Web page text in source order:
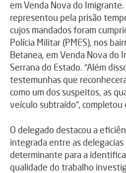
em Venda Nova do Imigrante.
representou pela prisão
cujos mandados foram
Polícia Militar (PMES), nos
Betanea, em Venda Nova do
Serrana do Estado. “Além
testemunhas que
como um dos suspeitos, as
veículo subtraído”, completou
O delegado destacou a
integrada entre as
determinante para a
qualidade do trabalho